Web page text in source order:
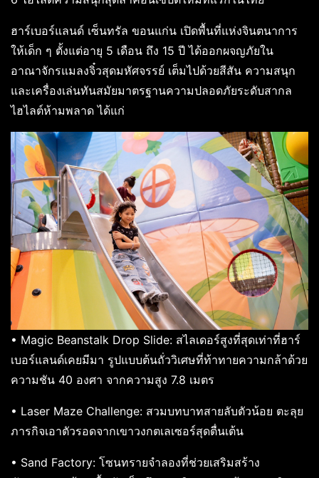
ฮาร์เบอร์แลนด์ เซ็นทรัล ขอนแก่น เปิดพื้นที่แห่งจินตนาการ
ให้เด็ก ๆ ตั้งแต่อายุ 5 เดือน ถึง 15 ปี ได้ออกผจญภัยใน
อาณาจักรแมลงจิ๋วสุดมหัศจรรย์ เต็มไปด้วยสีสัน ความสนุก
และเครื่องเล่นทันสมัยมาตรฐานความปลอดภัยระดับสากล
ไฮไลต์ห้ามพลาด ได้แก่
• Magic Beanstalk Drop Slide: สไลเดอร์สูงที่สุดเท่าที่ฮาร์
เบอร์แลนด์เคยมีมา รูปแบบต้นถั่ววิเศษที่ท้าทายความกล้าด้วย
ความชัน 40 องศา จากความสูง 7.8 เมตร
• Laser Maze Challenge: สวมบทบาทสายลับตัวน้อย ตะลุย
ภารกิจเอาตัวรอดจากเขาวงกตเลเซอร์สุดตื่นเต้น
• Sand Factory: โซนทรายจำลองที่ช่วยเสริมสร้าง